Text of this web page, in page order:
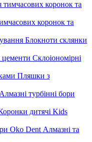
коронок та
Блокноти склянки
Склоіономірні
Пляшки з
Алмазні турбінні бори
дитячі Kids
Алмазні та